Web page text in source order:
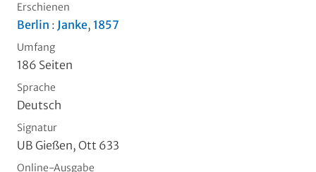
Erschienen
Berlin : Janke, 1857
Umfang
186 Seiten
Sprache
Deutsch
Signatur
UB Gießen, Ott 633
Online-Ausgabe